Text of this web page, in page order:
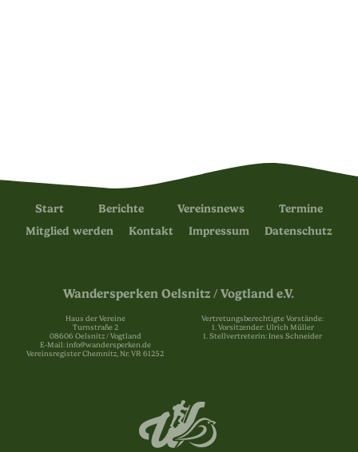
Start Berichte Vereinsnews
Termine
Mitglied werden
Kontakt Impressum Datenschutz
Wandersperken Oelsnitz / Vogtland e.V.
Haus der Vereine
Turnstraße 2
08606 Oelsnitz / Vogtland
E-Mail: info@wandersperken.de
Vereinsregister Chemnitz, Nr. VR 61252
Vertretungsberechtigte Vorstände:
1. Vorsitzender: Ulrich Müller
1. Stellvertreterin: Ines Schneider